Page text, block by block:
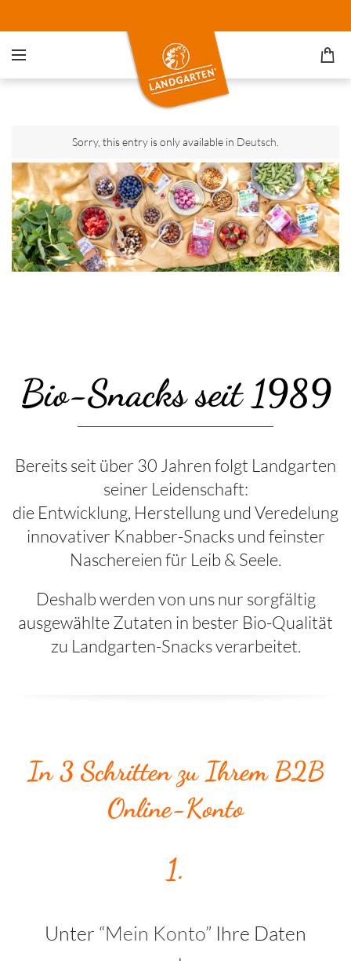
Sorry, this entry is only available in Deutsch
Bio-Snacks seit 1989
Bereits seit über 30 Jahren folgt Landgarten
seiner Leidenschaft:
die Entwicklung, Herstellung und Veredelung
innovativer Knabber-Snacks und feinster
Naschereien für Leib & Seele.
Deshalb werden von uns nur sorgfältig
ausgewählte Zutaten in bester Bio-Qualität
zu Landgarten-Snacks verarbeitet.
In 3 Schritten zu Ihrem B2B
Online-Konto
1.
Unter “Mein Konto” Ihre Daten